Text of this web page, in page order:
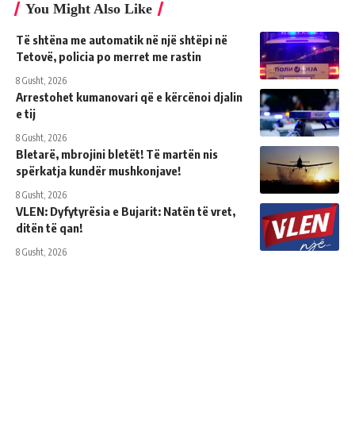
You Might Also Like
Të shtëna me automatik në një shtëpi në
Tetovë, policia po merret me rastin
8 Gusht, 2026
Arrestohet kumanovari që e kërcënoi djalin
e tij
8 Gusht, 2026
Bletarë, mbrojini bletët! Të martën nis
spërkatja kundër mushkonjave!
8 Gusht, 2026
VLEN: Dyfytyrësia e Bujarit: Natën të vret,
ditën të qan!
8 Gusht, 2026